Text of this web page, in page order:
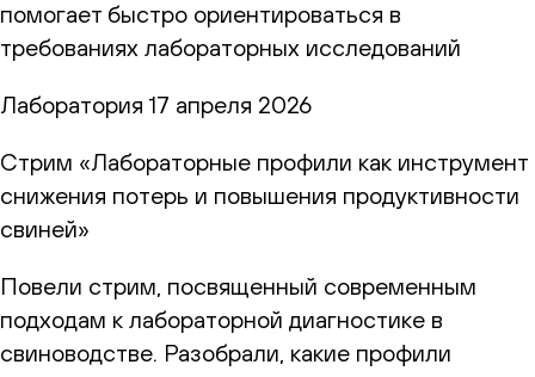
помогает быстро ориентироваться в
требованиях лабораторных исследований
Лаборатория 17 апреля 2026
Стрим «Лабораторные профили как инструмент
снижения потерь и повышения продуктивности
свиней»
Повели стрим, посвященный современным
подходам к лабораторной диагностике в
свиноводстве. Разобрали, какие профили